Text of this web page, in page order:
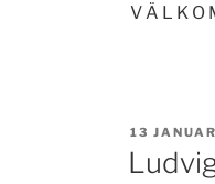
V Ä L K O
13